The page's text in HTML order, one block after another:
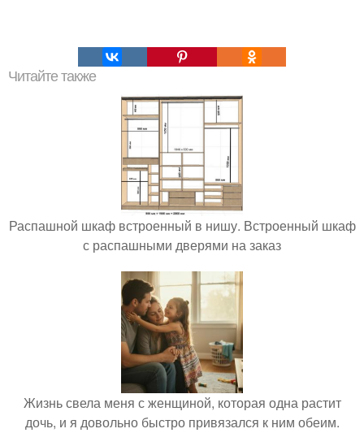
Читайте также
Распашной шкаф встроенный в нишу. Встроенный шкаф
с распашными дверями на заказ
Жизнь свела меня с женщиной, которая одна растит
дочь, и я довольно быстро привязался к ним обеим.